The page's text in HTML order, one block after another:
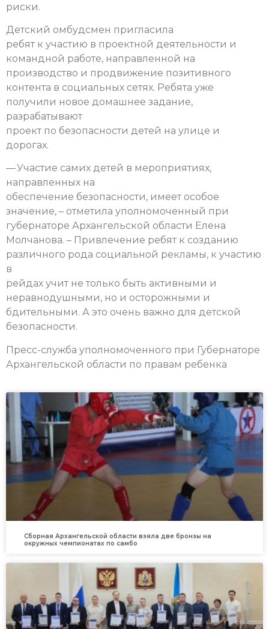
риски.
Детский омбудсмен пригласила
ребят к участию в проектной деятельности и
командной работе, направленной на
производство и продвижение позитивного
контента в социальных сетях. Ребята уже
получили новое домашнее задание,
разрабатывают
проект по безопасности детей на улице и
дорогах.
— Участие самих детей в мероприятиях,
направленных на
обеспечение безопасности, имеет особое
значение, – отметила уполномоченный при
губернаторе Архангельской области Елена
Молчанова. – Привлечение ребят к созданию
различного рода социальной рекламы, к участию
в
рейдах учит не только быть активными и
неравнодушными, но и осторожными и
бдительными. А это очень важно для детской
безопасности.
Пресс-служба уполномоченного при Губернаторе
Архангельской области по правам ребенка
Сборная Архангельской области взяла две бронзы на
окружных чемпионатах по самбо